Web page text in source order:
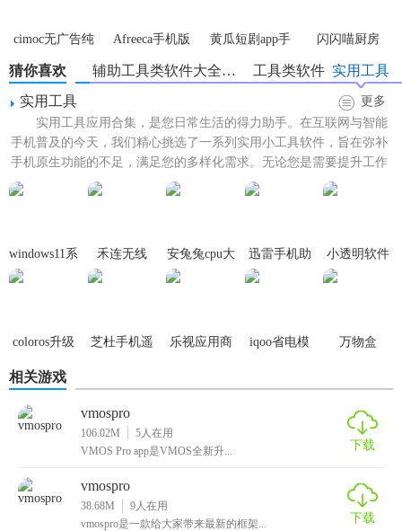
2. 高兼容性：支持多种操作系统和应用程序，满足用户多样
化的需求。
3. 安全保障：虚拟机与主机系统完全隔离，保护用户数据安
全。
【vmospro免费版优势】
2. 简单易用：界面简洁明了，操作简便易懂。
4. 安全保障：强大的安全机制，保护用户隐私和数据安全。
【vmospro免费版测评】
VMOS Pro免费版是一款功能强大且易于使用的虚拟机软件。
需求。同时，该软件的安全性也值得称赞，能够有效保护用
户的数据安全。此外，该软件的多任务操作功能大大提高了
cimoc无广告纯
净版
Afreeca手机版
黄瓜短剧app手
机版
闪闪喵厨房
猜你喜欢 实用工具
工具类软件
辅助工具类软件大全下载
实用工具
更多
实用工具应用合集，是您日常生活的得力助手。在互联网与智能
手机普及的今天，我们精心挑选了一系列实用小工具软件，旨在弥补
手机原生功能的不足，满足您的多样化需求。无论您是需要提升工作
效率，还是解决生活中的小...
windows11系
禾连无线
APP安卓版
安兔兔cpu大
师完整版
迅雷手机助
小透明软件
coloros升级
芝杜手机遥
乐视应用商
iqoo省电模
万物盒
相关游戏
vmospro
106.02M 5 人在用
VMOS Pro app是VMOS全新升...
下载
vmospro
38.68M 9 人在用
vmospro是一款给大家带来最新的框架...
下载